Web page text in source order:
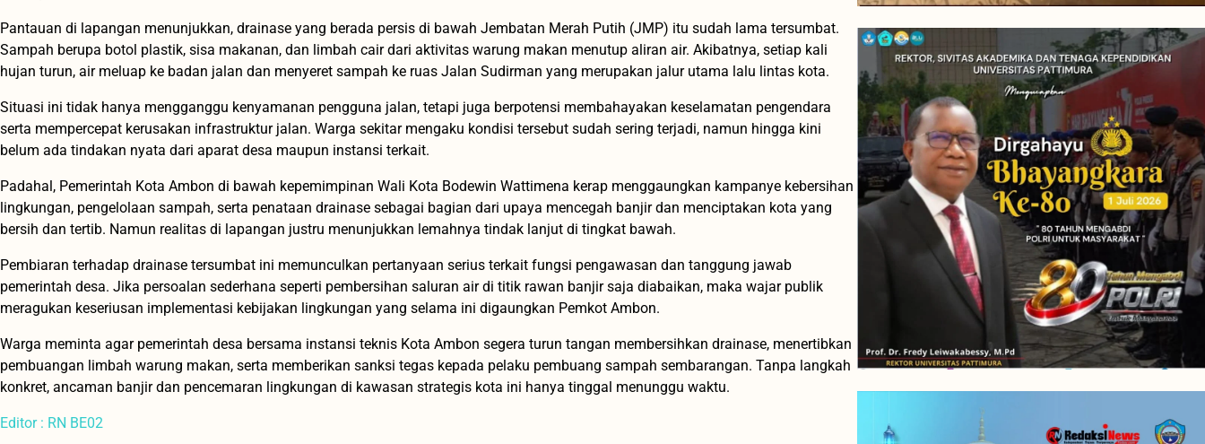
Pantauan di lapangan menunjukkan, drainase yang berada persis di bawah Jembatan Merah Putih (JMP) itu sudah lama tersumbat.
Sampah berupa botol plastik, sisa makanan, dan limbah cair dari aktivitas warung makan menutup aliran air. Akibatnya, setiap kali
hujan turun, air meluap ke badan jalan dan menyeret sampah ke ruas Jalan Sudirman yang merupakan jalur utama lalu lintas kota.
Situasi ini tidak hanya mengganggu kenyamanan pengguna jalan, tetapi juga berpotensi membahayakan keselamatan pengendara
serta mempercepat kerusakan infrastruktur jalan. Warga sekitar mengaku kondisi tersebut sudah sering terjadi, namun hingga kini
belum ada tindakan nyata dari aparat desa maupun instansi terkait.
Padahal, Pemerintah Kota Ambon di bawah kepemimpinan Wali Kota Bodewin Wattimena kerap menggaungkan kampanye kebersihan
lingkungan, pengelolaan sampah, serta penataan drainase sebagai bagian dari upaya mencegah banjir dan menciptakan kota yang
bersih dan tertib. Namun realitas di lapangan justru menunjukkan lemahnya tindak lanjut di tingkat bawah.
Pembiaran terhadap drainase tersumbat ini memunculkan pertanyaan serius terkait fungsi pengawasan dan tanggung jawab
pemerintah desa. Jika persoalan sederhana seperti pembersihan saluran air di titik rawan banjir saja diabaikan, maka wajar publik
meragukan keseriusan implementasi kebijakan lingkungan yang selama ini digaungkan Pemkot Ambon.
Warga meminta agar pemerintah desa bersama instansi teknis Kota Ambon segera turun tangan membersihkan drainase, menertibkan
pembuangan limbah warung makan, serta memberikan sanksi tegas kepada pelaku pembuang sampah sembarangan. Tanpa langkah
konkret, ancaman banjir dan pencemaran lingkungan di kawasan strategis kota ini hanya tinggal menunggu waktu.
Editor : RN BE02